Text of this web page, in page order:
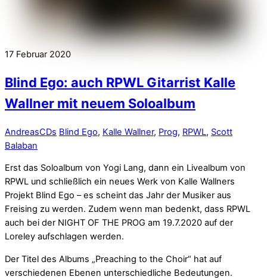
17 Februar 2020
Blind Ego: auch RPWL Gitarrist Kalle
Wallner mit neuem Soloalbum
AndreasCDs Blind Ego, Kalle Wallner, Prog, RPWL, Scott
Balaban
Erst das Soloalbum von Yogi Lang, dann ein Livealbum von
RPWL und schließlich ein neues Werk von Kalle Wallners
Projekt Blind Ego – es scheint das Jahr der Musiker aus
Freising zu werden. Zudem wenn man bedenkt, dass RPWL
auch bei der NIGHT OF THE PROG am 19.7.2020 auf der
Loreley aufschlagen werden.
Der Titel des Albums „Preaching to the Choir“ hat auf
verschiedenen Ebenen unterschiedliche Bedeutungen.